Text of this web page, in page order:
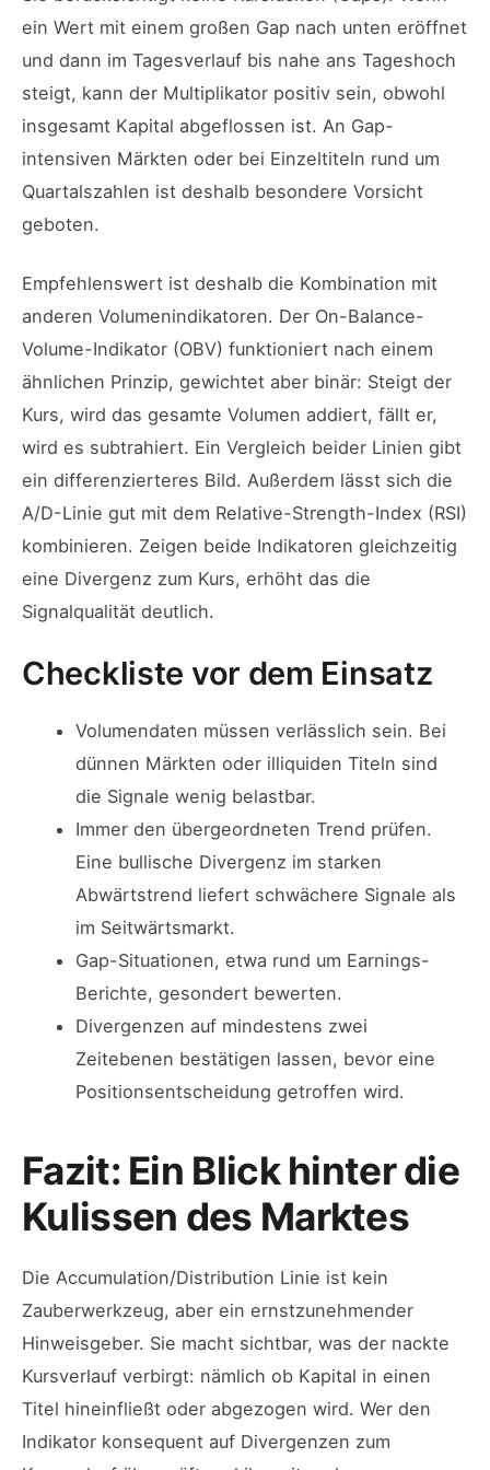
ein Wert mit einem großen Gap nach unten eröffnet
und dann im Tagesverlauf bis nahe ans Tageshoch
steigt, kann der Multiplikator positiv sein, obwohl
insgesamt Kapital abgeflossen ist. An Gap-
intensiven Märkten oder bei Einzeltiteln rund um
Quartalszahlen ist deshalb besondere Vorsicht
geboten.
Empfehlenswert ist deshalb die Kombination mit
anderen Volumenindikatoren. Der On-Balance-
Volume-Indikator (OBV) funktioniert nach einem
ähnlichen Prinzip, gewichtet aber binär: Steigt der
Kurs, wird das gesamte Volumen addiert, fällt er,
wird es subtrahiert. Ein Vergleich beider Linien gibt
ein differenzierteres Bild. Außerdem lässt sich die
A/D-Linie gut mit dem Relative-Strength-Index (RSI)
kombinieren. Zeigen beide Indikatoren gleichzeitig
eine Divergenz zum Kurs, erhöht das die
Signalqualität deutlich.
Checkliste vor dem Einsatz
Volumendaten müssen verlässlich sein. Bei
dünnen Märkten oder illiquiden Titeln sind
die Signale wenig belastbar.
Immer den übergeordneten Trend prüfen.
Eine bullische Divergenz im starken
Abwärtstrend liefert schwächere Signale als
im Seitwärtsmarkt.
Gap-Situationen, etwa rund um Earnings-
Berichte, gesondert bewerten.
Divergenzen auf mindestens zwei
Zeitebenen bestätigen lassen, bevor eine
Positionsentscheidung getroffen wird.
Fazit: Ein Blick hinter die
Kulissen des Marktes
Die Accumulation/Distribution Linie ist kein
Zauberwerkzeug, aber ein ernstzunehmender
Hinweisgeber. Sie macht sichtbar, was der nackte
Kursverlauf verbirgt: nämlich ob Kapital in einen
Titel hineinfließt oder abgezogen wird. Wer den
Indikator konsequent auf Divergenzen zum